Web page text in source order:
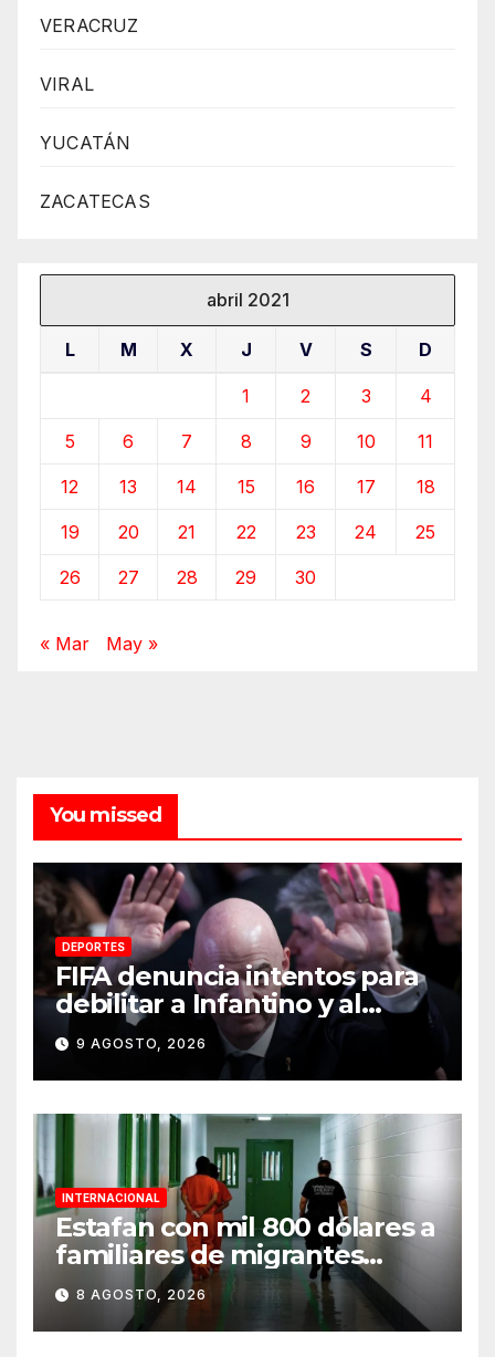
VERACRUZ
VIRAL
YUCATÁN
ZACATECAS
abril 2021
L M X J V S D
1 2 3 4
5 6 7 8 9 10 11
12 13 14 15 16 17 18
19 20 21 22 23 24 25
26 27 28 29 30
« Mar May »
You missed
DEPORTES
FIFA denuncia intentos para
debilitar a Infantino y al
propio organismo
9 AGOSTO, 2026
INTERNACIONAL
Estafan con mil 800 dólares a
familiares de migrantes
detenidos en Estados Unidos;
prometen liberarlos
8 AGOSTO, 2026